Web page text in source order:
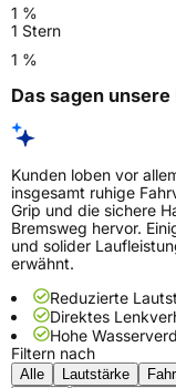
1 %
1 Stern
1 %
Das sagen unsere
Kunden loben vor
insgesamt ruhige
Grip und die sichere
Bremsweg hervor.
und solider
erwähnt.
Reduzierte
Direktes
Hohe
Filtern nach
Alle Lautstärke